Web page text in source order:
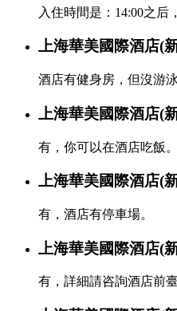
入住時間是：14:00之后
上海華美國際酒店(
酒店有健身房，但沒游
上海華美國際酒店(
有，你可以在酒店吃飯。
上海華美國際酒店(
有，酒店有停車場。
上海華美國際酒店(
有，詳細請咨詢酒店前臺